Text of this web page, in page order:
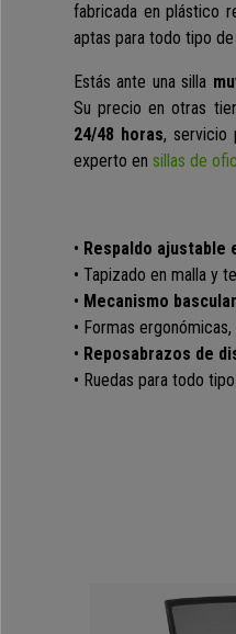
fabricada en plástico
aptas para todo tipo
Estás ante una silla
Su precio en otras
24/48 horas, servicio
experto en sillas de
• Respaldo ajustable
• Tapizado en malla y
• Mecanismo
• Formas
• Reposabrazos de
• Ruedas para todo